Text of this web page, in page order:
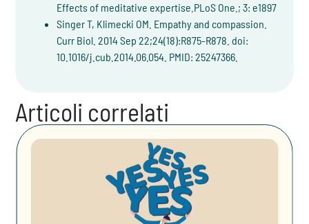
Effects of meditative expertise.PLoS One.; 3: e1897
Singer T, Klimecki OM. Empathy and compassion.
Curr Biol. 2014 Sep 22;24(18):R875-R878. doi:
10.1016/j.cub.2014.06.054. PMID: 25247366.
Articoli correlati